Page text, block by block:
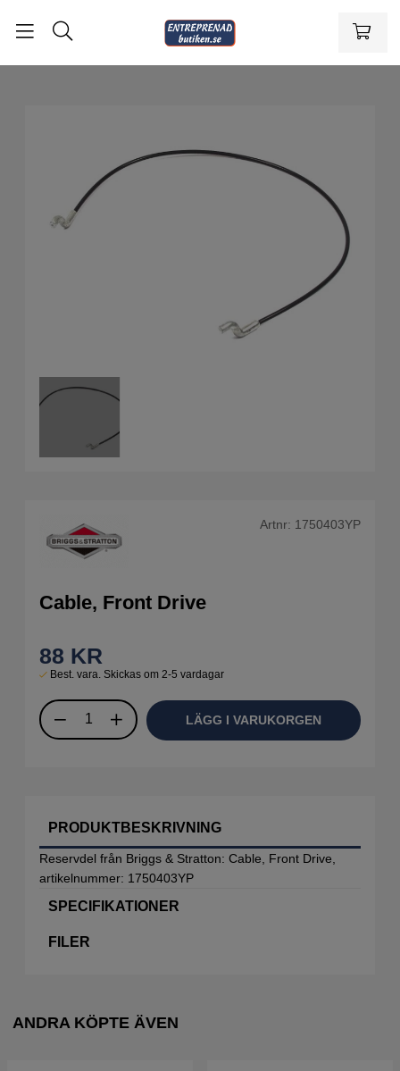
Artnr: 1750403YP
Cable, Front Drive
88 KR
Best. vara. Skickas om 2-5 vardagar
LÄGG I VARUKORGEN
PRODUKTBESKRIVNING
Reservdel från Briggs & Stratton: Cable, Front Drive,
artikelnummer: 1750403YP
SPECIFIKATIONER
FILER
ANDRA KÖPTE ÄVEN